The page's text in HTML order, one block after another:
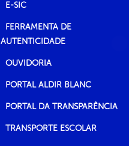
E-SIC
FERRAMENTA DE
AUTENTICIDADE
OUVIDORIA
PORTAL ALDIR BLANC
PORTAL DA TRANSPARÊNCIA
TRANSPORTE ESCOLAR